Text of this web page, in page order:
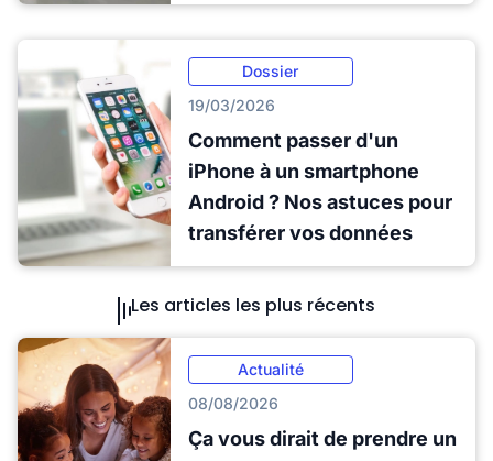
Dossier
19/03/2026
Comment passer d'un
iPhone à un smartphone
Android ? Nos astuces pour
transférer vos données
Les articles les plus récents
Actualité
08/08/2026
Ça vous dirait de prendre un